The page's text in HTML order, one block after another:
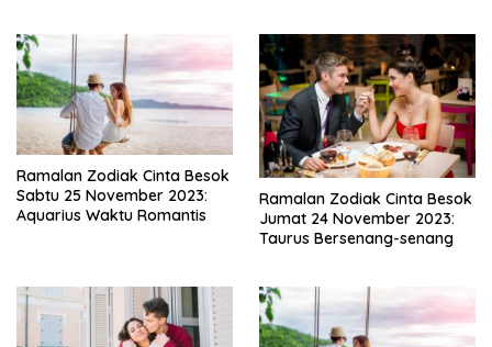
Ramalan Zodiak Cinta Besok
Sabtu 25 November 2023:
Aquarius Waktu Romantis
Ramalan Zodiak Cinta Besok
Jumat 24 November 2023:
Taurus Bersenang-senang